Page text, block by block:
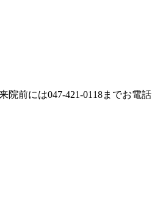
院前には047-421-0118までお電話